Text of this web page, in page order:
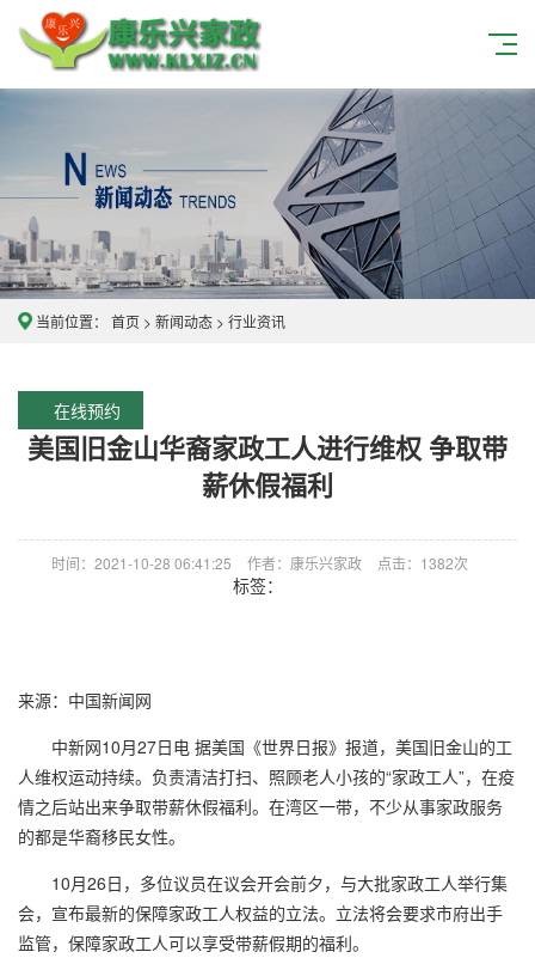
当前位置： 首页 > 新闻动态 > 行业资讯
在线预约
美国旧金山华裔家政工人进行维权 争取带
薪休假福利
时间：2021-10-28 06:41:25 作者：康乐兴家政 点击： 1382次
标签：
来源：中国新闻网
中新网10月27日电 据美国《世界日报》报道，美国旧金山的工
人维权运动持续。负责清洁打扫、照顾老人小孩的“家政工人”，在疫
情之后站出来争取带薪休假福利。在湾区一带，不少从事家政服务
的都是华裔移民女性。
10月26日，多位议员在议会开会前夕，与大批家政工人举行集
会，宣布最新的保障家政工人权益的立法。立法将会要求市府出手
监管，保障家政工人可以享受带薪假期的福利。